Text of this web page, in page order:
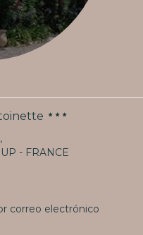
- FRANCE
correo electrónico